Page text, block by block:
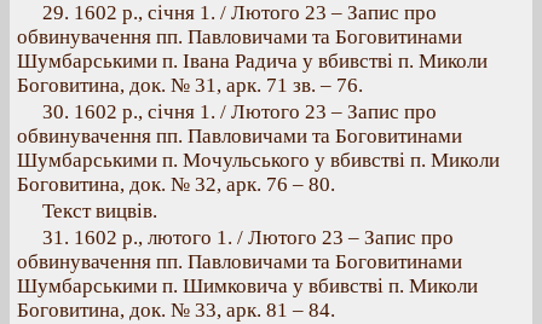
29. 1602 p., січня 1. / Лютого 23 – Запис про
обвинувачення пп. Павловичами та Боговитинами
Шумбарськими п. Івана Радича у вбивстві п. Миколи
Боговитина, док. № 31, арк. 71 зв. – 76.
30. 1602 p., січня 1. / Лютого 23 – Запис про
обвинувачення пп. Павловичами та Боговитинами
Шумбарськими п. Мочульського у вбивстві п. Миколи
Боговитина, док. № 32, арк. 76 – 80.
Текст вицвів.
31. 1602 p., лютого 1. / Лютого 23 – Запис про
обвинувачення пп. Павловичами та Боговитинами
Шумбарськими п. Шимковича у вбивстві п. Миколи
Боговитина, док. № 33, арк. 81 – 84.